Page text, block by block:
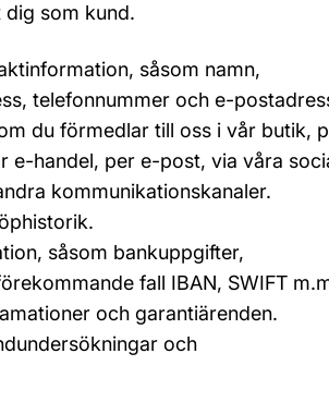
som kund.
såsom namn,
telefonnummer och e-
du förmedlar till oss i vår butik,
e-handel, per e-post, via våra
kommunikationskanaler.
såsom bankuppgifter,
fall IBAN, SWIFT
och garantiärenden.
och